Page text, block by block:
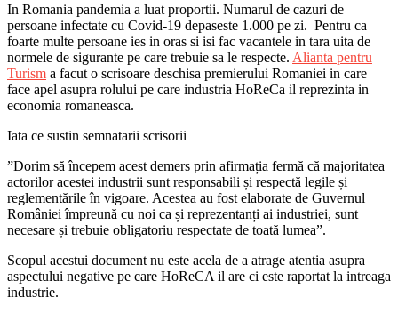
In Romania pandemia a luat proportii. Numarul de cazuri de
persoane infectate cu Covid-19 depaseste 1.000 pe zi. Pentru ca
foarte multe persoane ies in oras si isi fac vacantele in tara uita de
normele de sigurante pe care trebuie sa le respecte. Alianta pentru
Turism a facut o scrisoare deschisa premierului Romaniei in care
face apel asupra rolului pe care industria HoReCa il reprezinta in
economia romaneasca.
Iata ce sustin semnatarii scrisorii
”Dorim să începem acest demers prin afirmația fermă că majoritatea
actorilor acestei industrii sunt responsabili și respectă legile și
reglementările în vigoare. Acestea au fost elaborate de Guvernul
României împreună cu noi ca și reprezentanți ai industriei, sunt
necesare și trebuie obligatoriu respectate de toată lumea”.
Scopul acestui document nu este acela de a atrage atentia asupra
aspectului negative pe care HoReCA il are ci este raportat la intreaga
industrie.